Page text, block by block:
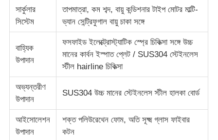
ঘর্ষণ পরীক্ষার যন্ত্র
রাবার পরীক্ষার সরঞ্জাম
পাদুকা পরীক্ষার সরঞ্জাম
নির্মাণ সামগ্রী পরীক্ষার সরঞ্জাম
সার্কুলার
সিস্টেম
তাপমাত্রা, কম শব্দ, বায়ু কন্ডিশনার টাইপ মোটর মাল্টি-
ভ্যান সেন্ট্রিফুগাল বায়ু চাকা সঙ্গে
বাহ্যিক
উপাদান
ফসফাইড ইলেক্ট্রোস্ট্যাটিক স্প্রে চিকিত্সা সঙ্গে উচ্চ
মানের কার্বন ইস্পাত প্লেট / SUS304 স্টেইনলেস
স্টীল hairline চিকিত্সা
অভ্যন্তরীণ
উপাদান
SUS304 উচ্চ মানের স্টেইনলেস স্টীল হালকা বোর্ড
আইসোলেশন
উপাদান
শক্ত পলিউরেথেন ফোম, অতি সূক্ষ্ম গ্লাস ফাইবার
কটন